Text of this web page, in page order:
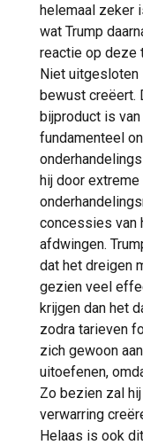
helemaal zeker
wat Trump
reactie op deze
Niet uitgesloten
bewust creëert.
bijproduct is
fundamenteel
hij door
concessies van
afdwingen.
dat het dreigen
gezien veel
krijgen dan het
zodra tarieven
zich gewoon
uitoefenen,
Zo bezien zal
verwarring
Helaas is ook